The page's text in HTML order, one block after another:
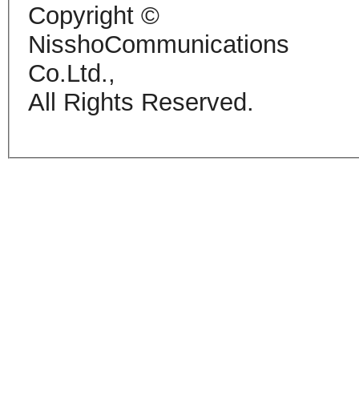
Copyright ©
NisshoCommunications
Co.Ltd.,
All Rights Reserved.